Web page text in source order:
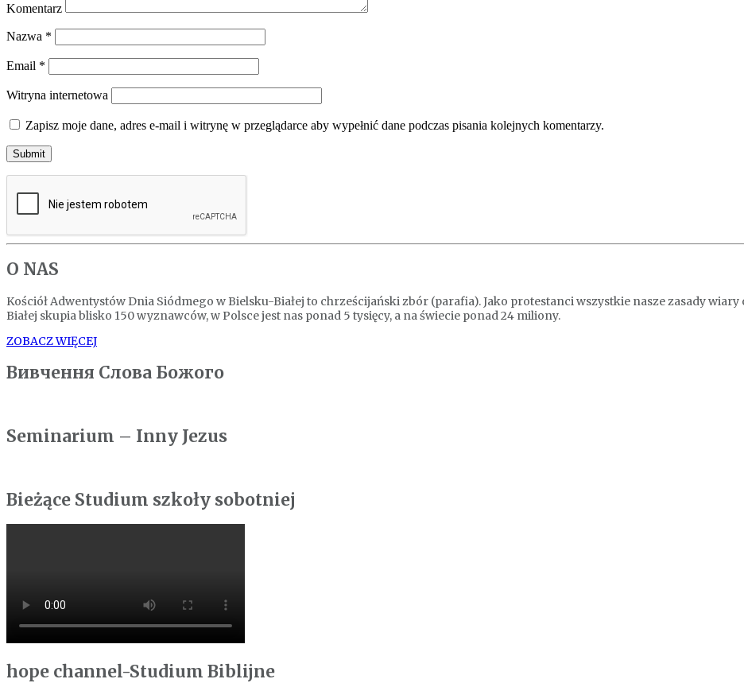
Komentarz
Nazwa *
Email *
Witryna internetowa
Zapisz moje dane, adres e-mail i witrynę w przeglądarce aby wypełnić dane podczas pisania kolejnych komentarzy.
O NAS
Kościół Adwentystów Dnia Siódmego w Bielsku-Białej to chrześcijański zbór (parafia). Jako protestanci wszystkie nasze zasady
Białej skupia blisko 150 wyznawców, w Polsce jest nas ponad 5 tysięcy, a na świecie ponad 24 miliony.
ZOBACZ WIĘCEJ
Вивчення Слова Божого
Seminarium – Inny Jezus
Bieżące Studium szkoły sobotniej
hope channel-Studium Biblijne